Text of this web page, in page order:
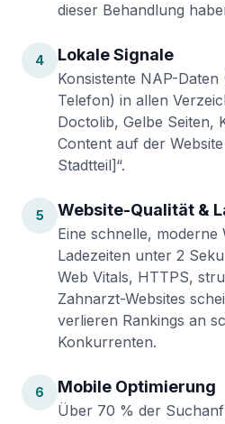
dieser Behandlung
4 Lokale Signale
Konsistente NAP-Daten
Telefon) in allen
Doctolib, Gelbe Seiten,
Content auf der
Stadtteil]“.
5 Website-Qualität &
Eine schnelle, moderne
Ladezeiten unter 2
Web Vitals, HTTPS,
Zahnarzt-Websites
verlieren Rankings an
Konkurrenten.
6 Mobile Optimierung
Über 70 % der